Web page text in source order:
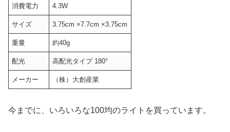
消費電力 4.3W
サイズ 3.75cm ×7.7cm ×3.75cm
重量 約40g
配光 高配光タイプ 180°
メーカー （株）大創産業
今までに、いろいろな100均のライトを買っています。